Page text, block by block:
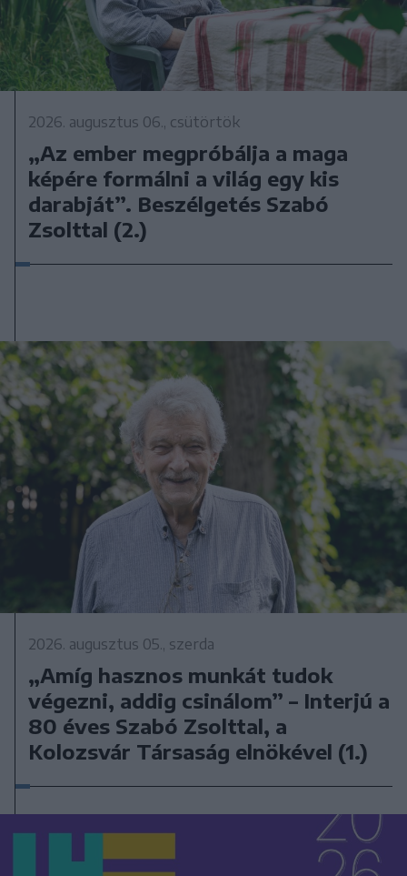
2026. augusztus 06., csütörtök
„Az ember megpróbálja a maga
képére formálni a világ egy kis
darabját”. Beszélgetés Szabó
Zsolttal (2.)
2026. augusztus 05., szerda
„Amíg hasznos munkát tudok
végezni, addig csinálom” – Interjú a
80 éves Szabó Zsolttal, a
Kolozsvár Társaság elnökével (1.)